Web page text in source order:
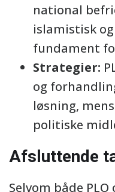
national
islamistisk
fundament
Strategier:
og
løsning,
politiske
Afsluttende
Selvom både